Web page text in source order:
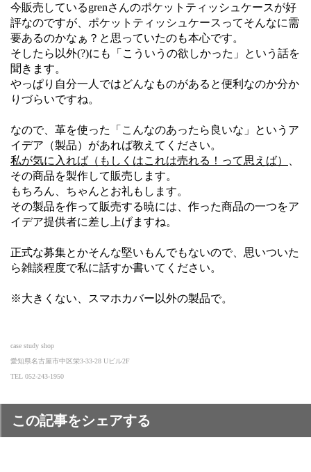
今販売しているgrenさんのポケットティッシュケースが好
評なのですが、ポケットティッシュケースってそんなに需
要あるのかなぁ？と思っていたのも本心です。
そしたら以外(?)にも「こういうの欲しかった」という話を
聞きます。
やっぱり自分一人ではどんなものがあると便利なのか分か
りづらいですね。
なので、革を使った「こんなのあったら良いな」というア
イデア（製品）があれば教えてください。
私が気に入れば（もしくはこれは売れる！って思えば）
その商品を製作して販売します。
もちろん、ちゃんとお礼もします。
その製品を作って販売する暁には、作った商品の一つをア
イデア提供者に差し上げますね。
正式な募集とかそんな堅いもんでもないので、思いついた
ら雑談程度で私に話すか書いてください。
※大きくない、スマホカバー以外の製品で。
case study shop
愛知県名古屋市中区栄3-33-28 Uビル2F
TEL 052-243-1950
この記事をシェアする